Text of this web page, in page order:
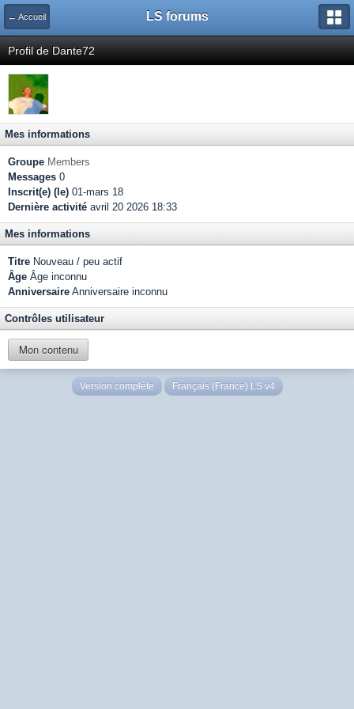
← Accueil LS forums
Profil de Dante72
Mes informations
Groupe Members
Messages 0
Inscrit(e) (le) 01-mars 18
Dernière activité avril 20 2026 18:33
Mes informations
Titre Nouveau / peu actif
Âge Âge inconnu
Anniversaire Anniversaire inconnu
Contrôles utilisateur
Mon contenu
Version complète Français (France) LS v4